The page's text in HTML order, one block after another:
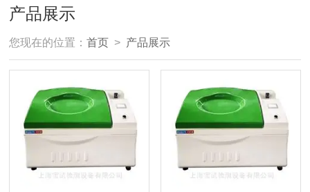
产品展示
您现在的位置：首页 > 产品展示